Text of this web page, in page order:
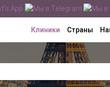
Клиники Страны